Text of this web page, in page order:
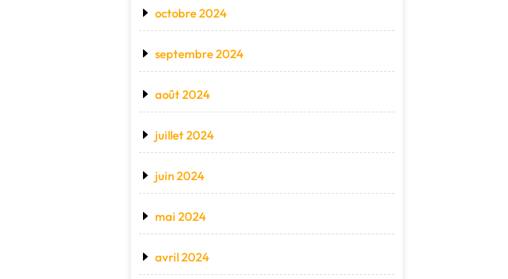
octobre 2024
septembre 2024
août 2024
juillet 2024
juin 2024
mai 2024
avril 2024